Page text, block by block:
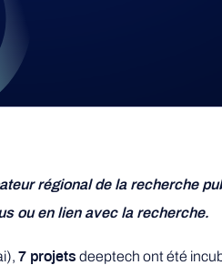
régional de la recherche
ou en lien avec la recherche.
7 projets deeptech ont été